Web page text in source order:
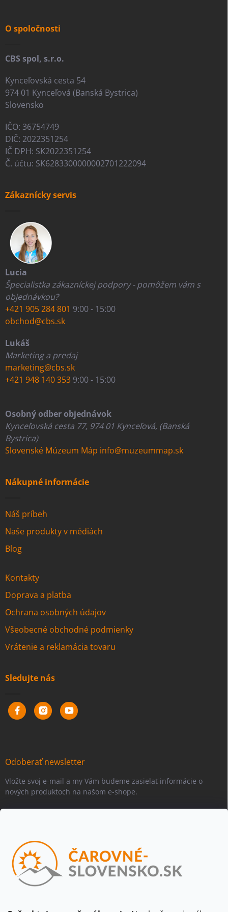
O spoločnosti
CBS spol, s.r.o.
Kynceľovská cesta 54
974 01 Kynceľová (Banská Bystrica)
Slovensko
IČO: 36754749
DIČ: 2022351254
IČ DPH: SK2022351254
Č. účtu: SK6283300000002701222094
Zákaznícky servis
Lucia
Špecialistka zákazníckej podpory - pomôžem vám s
objednávkou?
+421 905 284 801 9:00 - 15:00
obchod@cbs.sk
Lukáš
Marketing a predaj
marketing@cbs.sk
+421 948 140 353 9:00 - 15:00
Osobný odber objednávok
Kynceľovská cesta 77, 974 01 Kynceľová, (Banská
Bystrica)
Slovenské Múzeum Máp info@muzeummap.sk
Nákupné informácie
Náš príbeh
Naše produkty v médiách
Blog
Kontakty
Doprava a platba
Ochrana osobných údajov
Všeobecné obchodné podmienky
Vrátenie a reklamácia tovaru
Sledujte nás
Odoberať newsletter
Vložte svoj e-mail a my Vám budeme zasielať informácie o
nových produktoch na našom e-shope.
Vložením e-mailu súhlasíte spodmienkami ochrany osobných
údajov
Beriem na vedomie, že adresa bude spracovaná za účelom